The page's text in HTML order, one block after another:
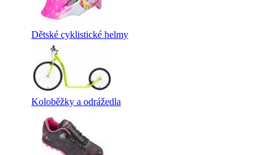
Dětské cyklistické helmy
Koloběžky a odrážedla